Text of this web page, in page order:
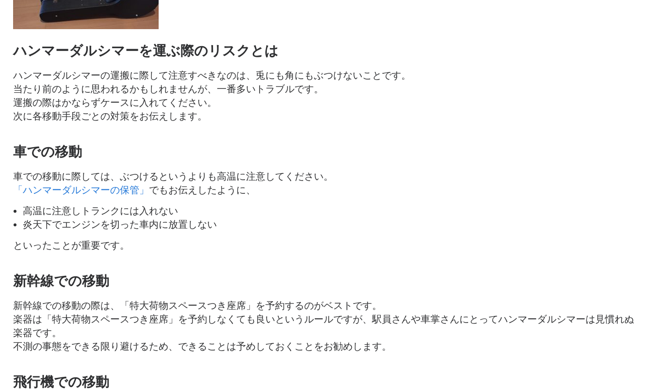
ハンマーダルシマーを運ぶ際のリスクとは
ハンマーダルシマーの運搬に際して注意すべきなのは、兎にも角にもぶつけないことです。
当たり前のように思われるかもしれませんが、一番多いトラブルです。
運搬の際はかならずケースに入れてください。
次に各移動手段ごとの対策をお伝えします。
車での移動
車での移動に際しては、ぶつけるというよりも高温に注意してください。
「ハンマーダルシマーの保管」 でもお伝えしたように、
高温に注意しトランクには入れない
炎天下でエンジンを切った車内に放置しない
といったことが重要です。
新幹線での移動
新幹線での移動の際は、「特大荷物スペースつき座席」を予約するのがベストです。
楽器は「特大荷物スペースつき座席」を予約しなくても良いというルールですが、駅員さんや車掌さんにとってハンマーダルシマーは見慣れぬ
楽器です。
不測の事態をできる限り避けるため、できることは予めしておくことをお勧めします。
飛行機での移動